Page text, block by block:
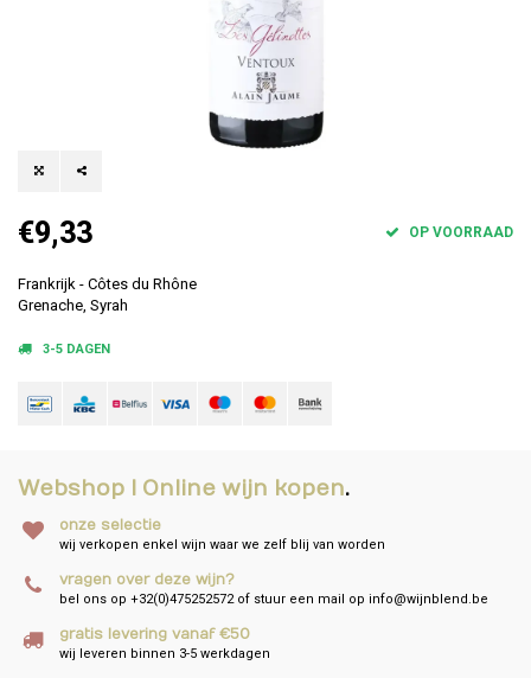
€9,33 OP VOORRAAD
Frankrijk - Côtes du Rhône
Grenache, Syrah
3-5 DAGEN
Webshop I Online wijn kopen.
onze selectie
wij verkopen enkel wijn waar we zelf blij van worden
vragen over deze wijn?
bel ons op +32(0)475252572 of stuur een mail op info@wijnblend.be
gratis levering vanaf €50
wij leveren binnen 3-5 werkdagen